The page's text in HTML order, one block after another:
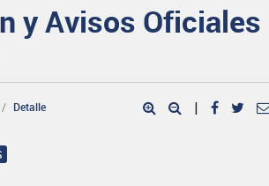
y Avisos Oficiales
Detalle |